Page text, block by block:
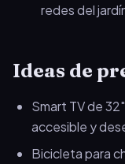
redes del
Ideas de
Smart TV de
accesible y
Bicicleta para